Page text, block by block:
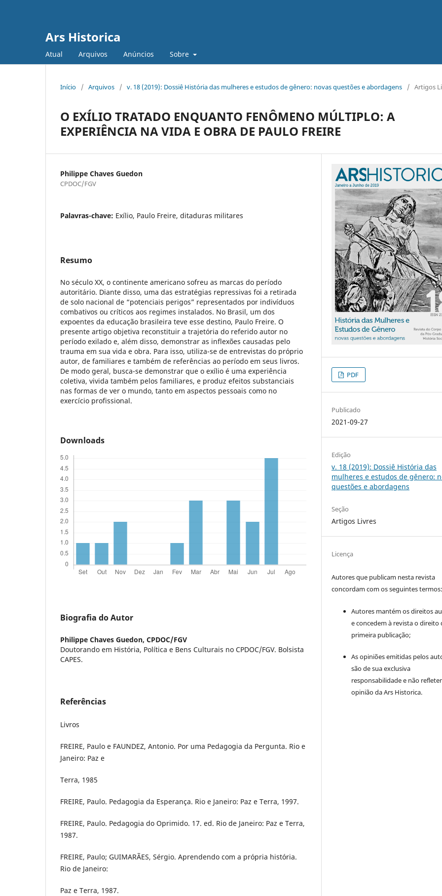
Ars Historica
Atual Arquivos Anúncios Sobre
Início / Arquivos / v. 18 (2019): Dossiê História das mulheres e estudos de gênero: novas questões e abordagens / Artigos
O EXÍLIO TRATADO ENQUANTO FENÔMENO MÚLTIPLO: A
EXPERIÊNCIA NA VIDA E OBRA DE PAULO FREIRE
Philippe Chaves Guedon
CPDOC/FGV
Palavras-chave: Exílio, Paulo Freire, ditaduras militares
Resumo
No século XX, o continente americano sofreu as marcas do período
autoritário. Diante disso, uma das estratégias repressivas foi a retirada
de solo nacional de “potenciais perigos” representados por indivíduos
combativos ou críticos aos regimes instalados. No Brasil, um dos
expoentes da educação brasileira teve esse destino, Paulo Freire. O
presente artigo objetiva reconstituir a trajetória do referido autor no
período exilado e, além disso, demonstrar as inflexões causadas pelo
trauma em sua vida e obra. Para isso, utiliza-se de entrevistas do próprio
autor, de familiares e também de referências ao período em seus livros.
De modo geral, busca-se demonstrar que o exílio é uma experiência
coletiva, vivida também pelos familiares, e produz efeitos substanciais
nas formas de ver o mundo, tanto em aspectos pessoais como no
exercício profissional.
Downloads
Biografia do Autor
Philippe Chaves Guedon, CPDOC/FGV
Doutorando em História, Política e Bens Culturais no CPDOC/FGV. Bolsista
CAPES.
Referências
Livros
FREIRE, Paulo e FAUNDEZ, Antonio. Por uma Pedagogia da Pergunta. Rio e
Janeiro: Paz e
Terra, 1985
FREIRE, Paulo. Pedagogia da Esperança. Rio e Janeiro: Paz e Terra, 1997.
FREIRE, Paulo. Pedagogia do Oprimido. 17. ed. Rio de Janeiro: Paz e Terra,
1987.
FREIRE, Paulo; GUIMARÃES, Sérgio. Aprendendo com a própria história.
Rio de Janeiro:
Paz e Terra, 1987.
PDF
Publicado
2021-09-27
Edição
v. 18 (2019): Dossiê História das
mulheres e estudos de gênero:
questões e abordagens
Seção
Artigos Livres
Licença
Autores que publicam nesta revista
concordam com os seguintes
Autores mantém os direitos
e concedem à revista o direito
primeira publicação;
As opiniões emitidas pelos
são de sua exclusiva
responsabilidade e não
opinião da Ars Historica.